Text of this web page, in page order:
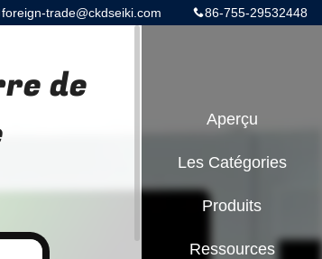
86-755-29532448
foreign-trade@ckdseiki.com
de
Aperçu
Les Catégories
Produits
Ressources